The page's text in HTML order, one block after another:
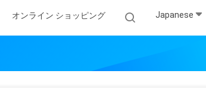
オンライン ショッピング Japanese